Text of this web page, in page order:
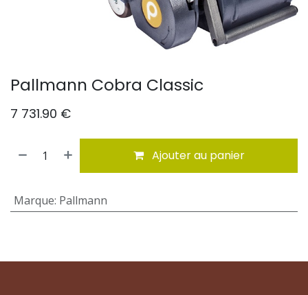
Pallmann Cobra Classic
7 731.90 €
Ajouter au panier
Marque: Pallmann